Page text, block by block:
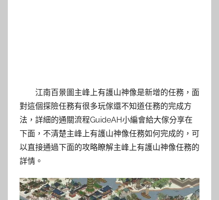
江南百景圖主峰上有護山神像是新增的任務，面
對這個探險任務有很多玩傢還不知道任務的完成方
法，詳細的通關流程GuideAH小編會給大傢分享在
下面，不清楚主峰上有護山神像任務如何完成的，可
以直接通過下面的攻略瞭解主峰上有護山神像任務的
詳情。